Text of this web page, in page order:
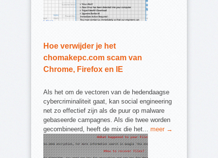
Hoe verwijder je het
chomakepc.com scam van
Chrome, Firefox en IE
Als het om de vectoren van de hedendaagse
cybercriminaliteit gaat, kan social engineering
net zo effectief zijn als de puur op malware
gebaseerde campagnes. Als die twee worden
gecombineerd, heeft de mix die het... meer →